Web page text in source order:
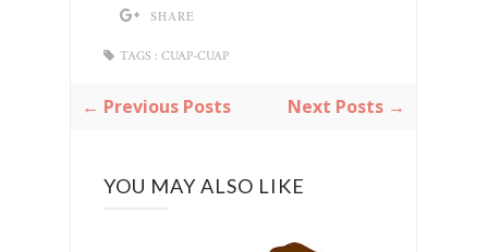
SHARE
TAGS : CUAP-CUAP
← Previous Posts Next Posts →
YOU MAY ALSO LIKE